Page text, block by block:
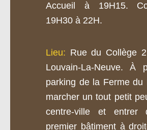
Accueil à 19H15.
19H30 à 22H.
Lieu: Rue du Collège
Louvain-La-Neuve. À
parking de la Ferme du
marcher un tout petit
centre-ville et entrer
premier bâtiment à